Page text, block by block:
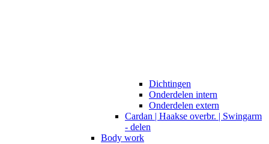
Dichtingen
Onderdelen intern
Onderdelen extern
Cardan | Haakse overbr. | Swingarm
- delen
Body work